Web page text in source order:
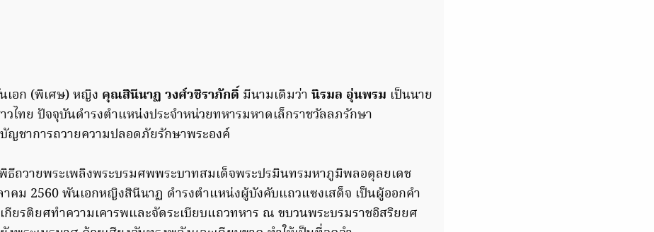
เอก (พิเศษ) หญิง คุณสินีนาฏ วงศ์วชิราภักดิ์ มีนามเดิมว่า นิรมล อุ่นพรม เป็นนาย
ไทย ปัจจุบันดำรงตำแหน่งประจำหน่วยทหารมหาดเล็กราชวัลลภรักษา
ญชาการถวายความปลอดภัยรักษาพระองค์
ธีถวายพระเพลิงพระบรมศพพระบาทสมเด็จพระปรมินทรมหาภูมิพลอดุลยเดช
าคม 2560 พันเอกหญิงสินีนาฏ ดำรงตำแหน่งผู้บังคับแถวแซงเสด็จ เป็นผู้ออกคำ
กียรติยศทำความเคารพและจัดระเบียบแถวทหาร ณ ขบวนพระบรมราชอิสริยยศ